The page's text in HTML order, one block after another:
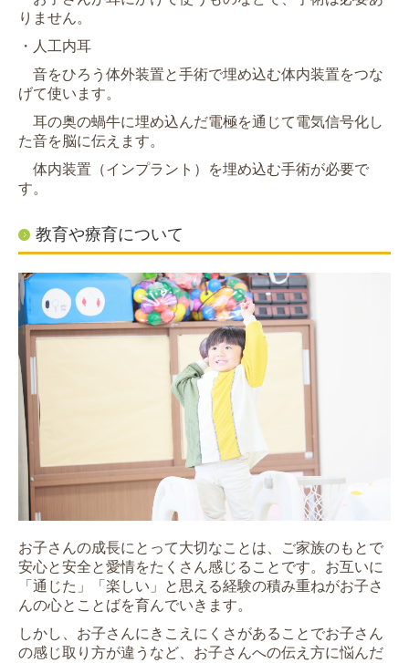
りません。
・人工内耳
音をひろう体外装置と手術で埋め込む体内装置をつな
げて使います。
耳の奥の蝸牛に埋め込んだ電極を通じて電気信号化し
た音を脳に伝えます。
体内装置（インプラント）を埋め込む手術が必要で
す。
教育や療育について
お子さんの成長にとって大切なことは、ご家族のもとで
安心と安全と愛情をたくさん感じることです。お互いに
「通じた」「楽しい」と思える経験の積み重ねがお子さ
んの心とことばを育んでいきます。
しかし、お子さんにきこえにくさがあることでお子さん
の感じ取り方が違うなど、お子さんへの伝え方に悩んだ